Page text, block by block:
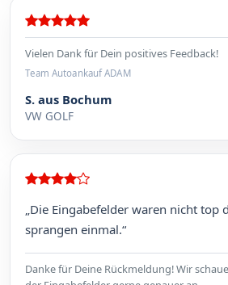
Vielen Dank für Dein positives Feedback!
Team Autoankauf ADAM
S. aus Bochum
VW GOLF
„Die Eingabefelder waren nicht top
sprangen einmal.“
Danke für Deine Rückmeldung! Wir